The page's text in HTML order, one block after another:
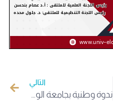
التالي
ندوة وطنية بجامعة الوادي حول تقويم العملية التعليمية